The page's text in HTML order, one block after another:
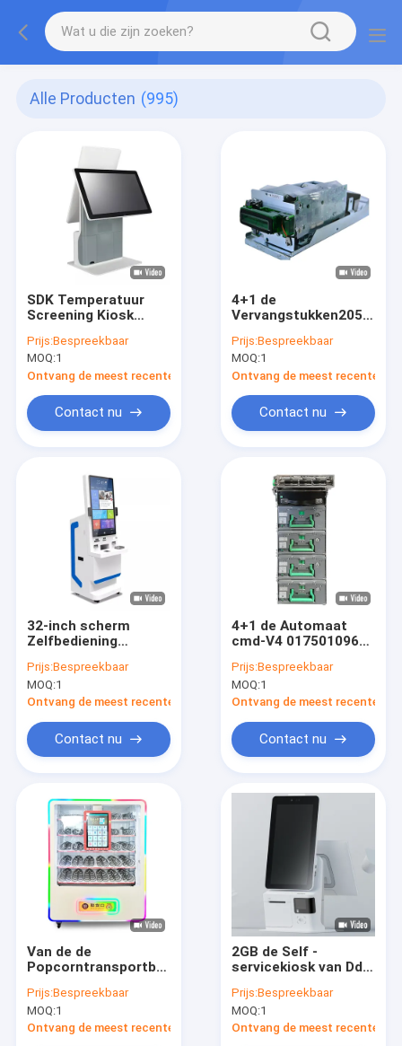
Alle Producten (995)
SDK Temperatuur
Screening Kiosk
Gezichtsherkenning
Terminal
Prijs:Bespreekbaar
MOQ:1
Ontvang de meest recente Prijs
Contact nu
4+1 de
Vervangstukken2050xe
01750109659 van
cassettenixdorf
Wincor ATM met
Huisvesting
Prijs:Bespreekbaar
MOQ:1
Ontvang de meest recente
Contact nu
32-inch scherm
Zelfbediening
Aanwezigheid
Gezichtsherkenningsterminal
met
Prijs:Bespreekbaar
MOQ:1
Ontvang de meest recente Prijs
Contact nu
4+1 de Automaat
cmd-V4 01750109659
2050XE van
cassetteatm
Vervangstukken met
Prijs:Bespreekbaar
MOQ:1
Ontvang de meest recente
Contact nu
Van de de
Popcorntransportband
Automaatkiosk
Prijs:Bespreekbaar
MOQ:1
Ontvang de meest recente Prijs
2GB de Self -
servicekiosk van Ddr
Betalings tot
Systeem opdracht
geven
Prijs:Bespreekbaar
MOQ:1
Ontvang de meest recente